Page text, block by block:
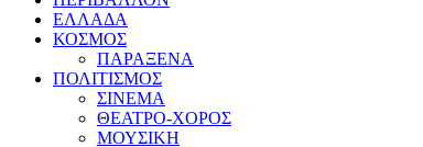
ΕΛΛΑΔΑ
ΚΟΣΜΟΣ
ΠΑΡΑΞΕΝΑ
ΠΟΛΙΤΙΣΜΟΣ
ΣΙΝΕΜΑ
ΘΕΑΤΡΟ-ΧΟΡΟΣ
ΜΟΥΣΙΚΗ